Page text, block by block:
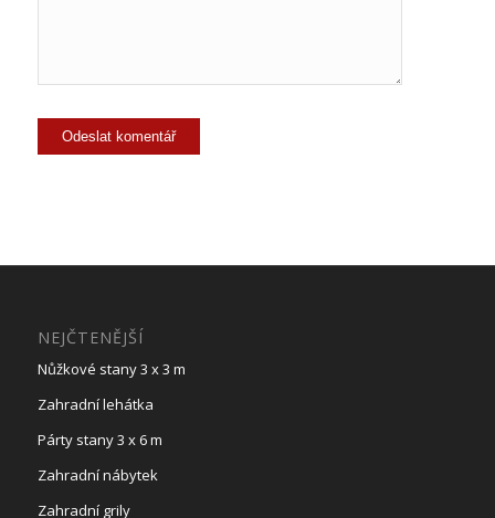
NEJČTENĚJŠÍ
Nůžkové stany 3 x 3 m
Zahradní lehátka
Párty stany 3 x 6 m
Zahradní nábytek
Zahradní grily